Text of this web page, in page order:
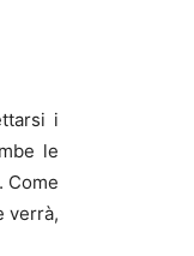
i
le
Come
verrà,